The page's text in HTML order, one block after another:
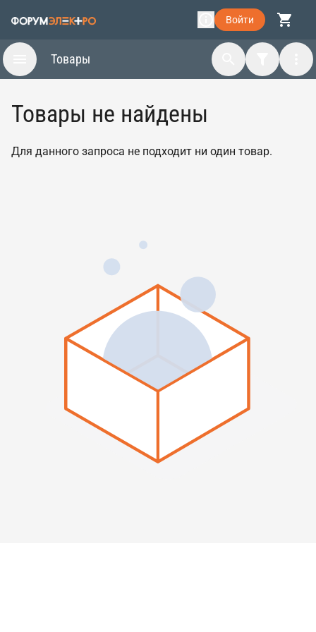
Войти
Товары
Товары не найдены
Для данного запроса не подходит ни один товар.